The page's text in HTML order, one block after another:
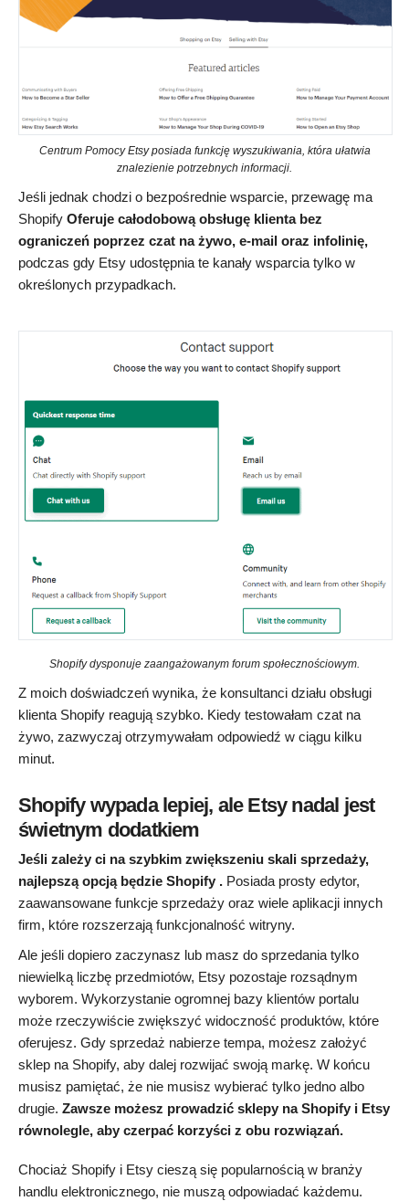
Centrum Pomocy Etsy posiada funkcję wyszukiwania, która ułatwia
znalezienie potrzebnych informacji.
Jeśli jednak chodzi o bezpośrednie wsparcie, przewagę ma
Shopify Oferuje całodobową obsługę klienta bez
ograniczeń poprzez czat na żywo, e-mail oraz infolinię,
podczas gdy Etsy udostępnia te kanały wsparcia tylko w
określonych przypadkach.
Shopify dysponuje zaangażowanym forum społecznościowym.
Z moich doświadczeń wynika, że konsultanci działu obsługi
klienta Shopify reagują szybko. Kiedy testowałam czat na
żywo, zazwyczaj otrzymywałam odpowiedź w ciągu kilku
minut.
Shopify wypada lepiej, ale Etsy nadal jest
świetnym dodatkiem
Jeśli zależy ci na szybkim zwiększeniu skali sprzedaży,
najlepszą opcją będzie Shopify . Posiada prosty edytor,
zaawansowane funkcje sprzedaży oraz wiele aplikacji innych
firm, które rozszerzają funkcjonalność witryny.
Ale jeśli dopiero zaczynasz lub masz do sprzedania tylko
niewielką liczbę przedmiotów, Etsy pozostaje rozsądnym
wyborem. Wykorzystanie ogromnej bazy klientów portalu
może rzeczywiście zwiększyć widoczność produktów, które
oferujesz. Gdy sprzedaż nabierze tempa, możesz założyć
sklep na Shopify, aby dalej rozwijać swoją markę. W końcu
musisz pamiętać, że nie musisz wybierać tylko jedno albo
drugie. Zawsze możesz prowadzić sklepy na Shopify i Etsy
równolegle, aby czerpać korzyści z obu rozwiązań.
Chociaż Shopify i Etsy cieszą się popularnością w branży
handlu elektronicznego, nie muszą odpowiadać każdemu.